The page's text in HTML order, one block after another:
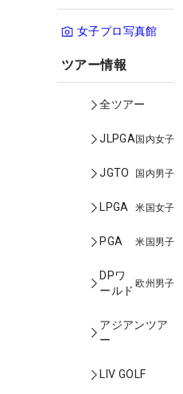
女子プロ写真館
ツアー情報
全ツアー
JLPGA国内女子
JGTO 国内男子
LPGA 米国女子
PGA 米国男子
DPワ
ールド
欧州男子
アジアンツア
ー
LIV GOLF